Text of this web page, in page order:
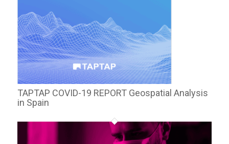
TAPTAP COVID-19 REPORT Geospatial Analysis
in Spain